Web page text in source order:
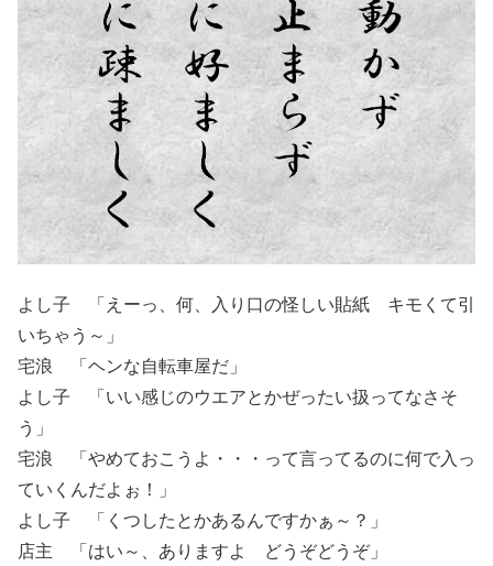
よし子 「えーっ、何、入り口の怪しい貼紙 キモくて引
いちゃう～」
宅浪 「ヘンな自転車屋だ」
よし子 「いい感じのウエアとかぜったい扱ってなさそ
う」
宅浪 「やめておこうよ・・・って言ってるのに何で入っ
ていくんだよぉ！」
よし子 「くつしたとかあるんですかぁ～？」
店主 「はい～、ありますよ どうぞどうぞ」